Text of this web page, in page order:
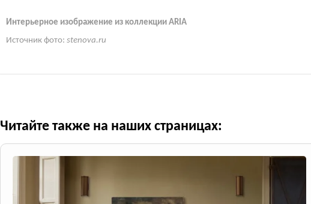
Интерьерное изображение из коллекции ARIA
Источник фото: stenova.ru
Читайте также на наших страницах: